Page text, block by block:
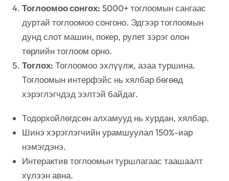
Тоглоомоо сонгох: 5000+ тоглоомын сангаас
дуртай тоглоомоо сонгоно. Эдгээр тоглоомын
дунд слот машин, покер, рулет зэрэг олон
төрлийн тоглоом орно.
Тоглох: Тоглоомоо эхлүүлж, азаа туршина.
Тоглоомын интерфэйс нь хялбар бөгөөд
хэрэглэгчдэд ээлтэй байдаг.
Тодорхойлөгдсөн алхамууд нь хурдан, хялбар.
Шинэ хэрэглэгчийн урамшуулал 150%-иар
нэмэгдэнэ.
Интерактив тоглоомын туршлагаас таашаалт
хүлээн авна.